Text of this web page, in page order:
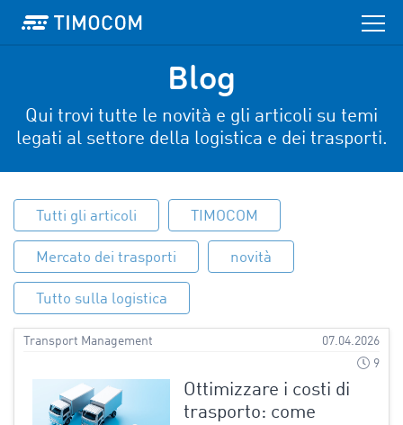
Blog
Qui trovi tutte le novità e gli articoli su temi
legati al settore della logistica e dei trasporti.
Tutti gli articoli TIMOCOM
Mercato dei trasporti novità
Tutto sulla logistica
Transport Management
07.04.2026
9
Ottimizzare i costi di
trasporto: come